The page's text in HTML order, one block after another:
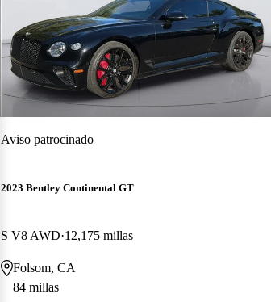
Aviso patrocinado
2023 Bentley Continental GT
S V8 AWD 12,175 millas
Folsom, CA
84 millas